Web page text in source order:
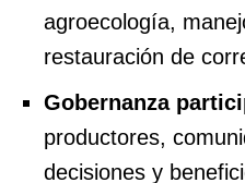
agroecología,
restauración de
Gobernanza
productores,
decisiones y